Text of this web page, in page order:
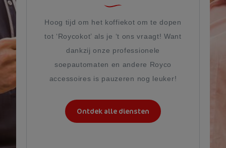
Hoog tijd om het koffiekot om te dopen
tot ‘Roycokot’ als je ‘t ons vraagt! Want
dankzij onze professionele
soepautomaten en andere Royco
accessoires is pauzeren nog leuker!
Ontdek alle diensten